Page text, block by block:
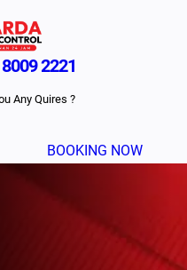
2221
Any Quires ?
BOOKING NOW